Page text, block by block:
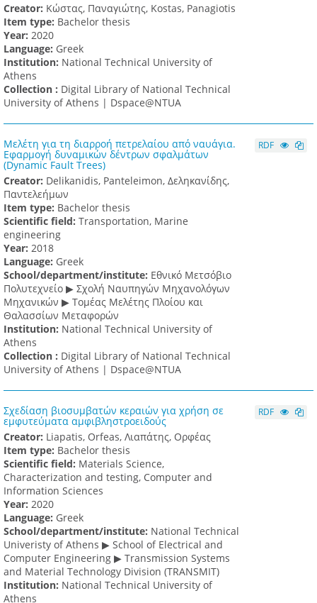
Creator: Κώστας, Παναγιώτης, Kostas, Panagiotis
Item type: Bachelor thesis
Υear: 2020
Language: Greek
Institution: National Technical University of
Athens
Collection : Digital Library of National Technical
University of Athens | Dspace@NTUA
Μελέτη για τη διαρροή πετρελαίου από ναυάγια.
Εφαρμογή δυναμικών δέντρων σφαλμάτων
(Dynamic Fault Trees)
Creator: Delikanidis, Panteleimon, Δεληκανίδης,
Παντελεήμων
Item type: Bachelor thesis
Scientific field: Transportation, Marine
engineering
Υear: 2018
Language: Greek
School/department/institute: Εθνικό Μετσόβιο
Πολυτεχνείο ▶ Σχολή Ναυπηγών Μηχανολόγων
Μηχανικών ▶ Τομέας Μελέτης Πλοίου και
Θαλασσίων Μεταφορών
Institution: National Technical University of
Athens
Collection : Digital Library of National Technical
University of Athens | Dspace@NTUA
RDF
Σχεδίαση βιοσυμβατών κεραιών για χρήση σε
εμφυτεύματα αμφιβληστροειδούς
Creator: Liapatis, Orfeas, Λιαπάτης, Ορφέας
Item type: Bachelor thesis
Scientific field: Materials Science,
Characterization and testing, Computer and
Information Sciences
Υear: 2020
Language: Greek
School/department/institute: National Technical
Univeristy of Athens ▶ School of Electrical and
Computer Engineering ▶ Transmission Systems
and Material Technology Division (TRANSMIT)
Institution: National Technical University of
Athens
RDF